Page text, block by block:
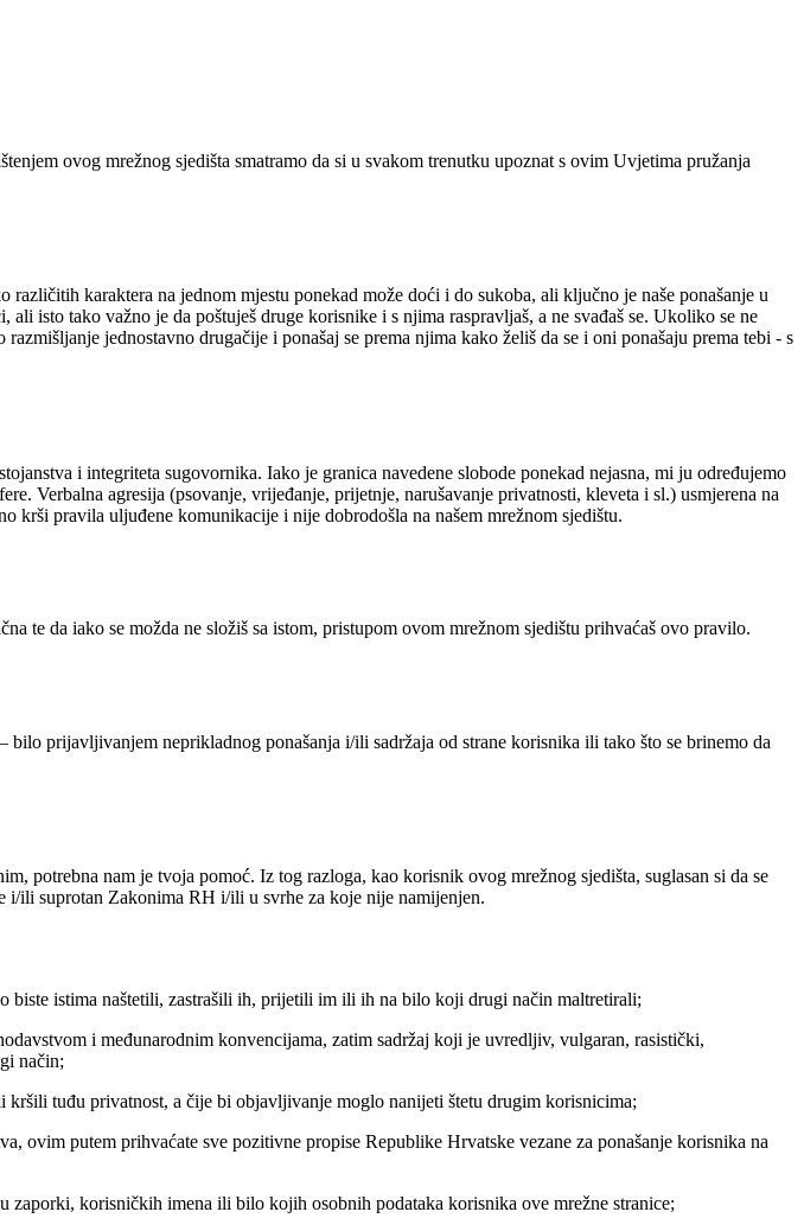
ovog mrežnog sjedišta smatramo da si u svakom trenutku upoznat s ovim Uvjetima pružanja
karaktera na jednom mjestu ponekad može doći i do sukoba, ali ključno je naše ponašanje u
isto tako važno je da poštuješ druge korisnike i s njima raspravljaš, a ne svađaš se. Ukoliko se ne
jednostavno drugačije i ponašaj se prema njima kako želiš da se i oni ponašaju prema tebi - s
i integriteta sugovornika. Iako je granica navedene slobode ponekad nejasna, mi ju određujemo
Verbalna agresija (psovanje, vrijeđanje, prijetnje, narušavanje privatnosti, kleveta i sl.) usmjerena na
pravila uljuđene komunikacije i nije dobrodošla na našem mrežnom sjedištu.
te da iako se možda ne složiš sa istom, pristupom ovom mrežnom sjedištu prihvaćaš ovo pravilo.
prijavljivanjem neprikladnog ponašanja i/ili sadržaja od strane korisnika ili tako što se brinemo da
potrebna nam je tvoja pomoć. Iz tog razloga, kao korisnik ovog mrežnog sjedišta, suglasan si da se
i/ili suprotan Zakonima RH i/ili u svrhe za koje nije namijenjen.
biste istima naštetili, zastrašili ih, prijetili im ili ih na bilo koji drugi način maltretirali;
i međunarodnim konvencijama, zatim sadržaj koji je uvredljiv, vulgaran, rasistički,
način;
tuđu privatnost, a čije bi objavljivanje moglo nanijeti štetu drugim korisnicima;
putem prihvaćate sve pozitivne propise Republike Hrvatske vezane za ponašanje korisnika na
korisničkih imena ili bilo kojih osobnih podataka korisnika ove mrežne stranice;